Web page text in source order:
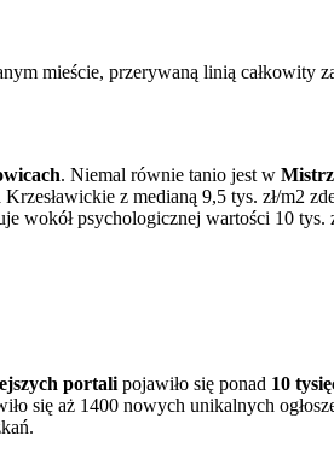
mieście, przerywaną linią całkowity
. Niemal równie tanio jest w
z medianą 9,5 tys. zł/m2
wokół psychologicznej wartości 10 tys.
portali pojawiło się ponad 10
się aż 1400 nowych unikalnych